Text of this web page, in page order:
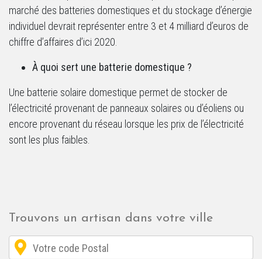
marché des batteries domestiques et du stockage d’énergie
individuel devrait représenter entre 3 et 4 milliard d’euros de
chiffre d’affaires d’ici 2020.
À quoi sert une batterie domestique ?
Une batterie solaire domestique permet de stocker de
l’électricité provenant de panneaux solaires ou d’éoliens ou
encore provenant du réseau lorsque les prix de l’électricité
sont les plus faibles.
Trouvons un artisan dans votre ville